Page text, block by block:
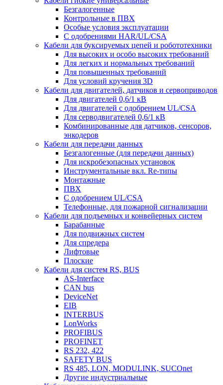
Безгалогенные
Контрольные в ПВХ
Особые условия эксплуатации
С одобрениями HAR/UL/CSA
Кабели для буксируемых цепей и робототехники
Для высоких и особо высоких требований
Для легких и нормальных требований
Для повышенных требований
Для условий кручения 3D
Кабели для двигателей, датчиков и сервоприводов
Для двигателей 0,6/1 кВ
Для двигателей с одобрением UL/CSA
Для серводвигателей 0,6/1 кВ
Комбинированные для датчиков, cенсоров,
энкодеров
Кабели для передачи данных
Безгалогенные (для передачи данных)
Для искробезопасных установок
Инструментальные вкл. Re-типы
Монтажные
ПВХ
С одобрением UL/CSA
Телефонные, для пожарной сигнализации
Кабели для подъемных и конвейерных систем
Барабанные
Для подвижных систем
Для спредера
Лифтовые
Плоские
Кабели для систем RS, BUS
AS-Interface
CAN bus
DeviceNet
EIB
INTERBUS
LonWorks
PROFIBUS
PROFINET
RS 232, 422
SAFETY BUS
RS 485, LON, MODULINK, SUCOnet
Другие индустриальные